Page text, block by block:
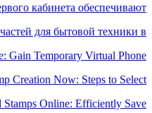
кабинета обеспечивают…
для бытовой техники в…
Gain Temporary Virtual Phone…
Creation Now: Steps to Select…
Online: Efficiently Save…